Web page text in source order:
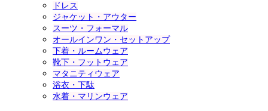
ドレス
ジャケット・アウター
スーツ・フォーマル
オールインワン・セットアップ
下着・ルームウェア
靴下・フットウェア
マタニティウェア
浴衣・下駄
水着・マリンウェア